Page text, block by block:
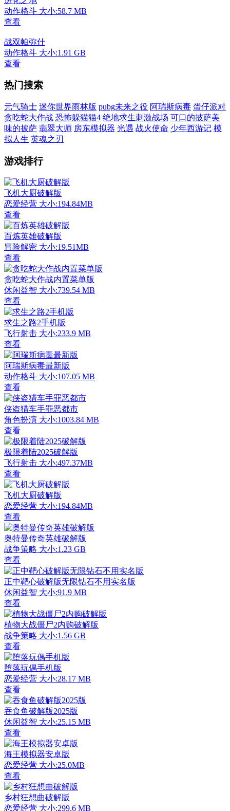
动作格斗 大小:58.7 MB
查看
战双帕弥什
动作格斗 大小:1.91 GB
查看
热门搜索
元气骑士 迷你世界雨林版 pubg未来之役 阿瑞斯病毒 蛋仔派对
贪吃蛇大作战 恐怖躲猫猫4 绝地求生刺激战场 可口的披萨美
味的披萨 翡翠大师 房东模拟器 光遇 战火使命 少年西游记 模
拟人生 英魂之刃
游戏排行
飞机大厨破解版
恋爱经营 大小:194.84MB
查看
百炼英雄破解版
冒险解密 大小:19.51MB
查看
贪吃蛇大作战内置菜单版
休闲益智 大小:739.54 MB
查看
求生之路2手机版
飞行射击 大小:233.9 MB
查看
阿瑞斯病毒最新版
动作格斗 大小:107.05 MB
查看
侠盗猎车手罪恶都市
角色扮演 大小:1003.84 MB
查看
极限着陆2025破解版
飞行射击 大小:497.37MB
查看
飞机大厨破解版
恋爱经营 大小:194.84MB
查看
奥特曼传奇英雄破解版
战争策略 大小:1.23 GB
查看
正中靶心破解版无限钻石不用实名版
休闲益智 大小:91.9 MB
查看
植物大战僵尸2内购破解版
战争策略 大小:1.56 GB
查看
堕落玩偶手机版
恋爱经营 大小:28.17 MB
查看
吞食鱼破解版2025版
休闲益智 大小:25.15 MB
查看
海王模拟器安卓版
恋爱经营 大小:25.0MB
查看
乡村狂想曲破解版
恋爱经营 大小:299.6 MB